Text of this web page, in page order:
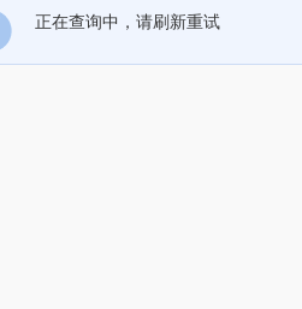
正在查询中，请刷新重试